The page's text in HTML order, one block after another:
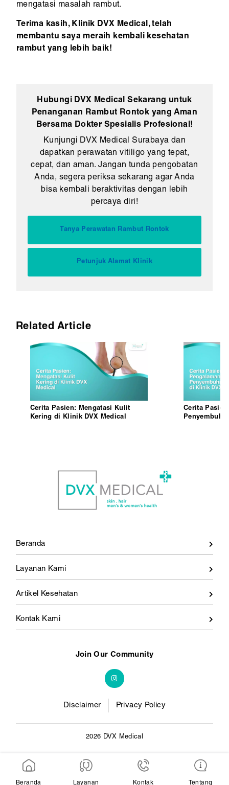
mengatasi masalah rambut.
Terima kasih, Klinik DVX Medical, telah
membantu saya meraih kembali kesehatan
rambut yang lebih baik!
Hubungi DVX Medical Sekarang untuk
Penanganan Rambut Rontok yang Aman
Bersama Dokter Spesialis Profesional!
Kunjungi DVX Medical Surabaya dan
dapatkan perawatan vitiligo yang tepat,
cepat, dan aman. Jangan tunda pengobatan
Anda, segera periksa sekarang agar Anda
bisa kembali beraktivitas dengan lebih
percaya diri!
Tanya Perawatan Rambut Rontok
Petunjuk Alamat Klinik
Related Article
Cerita Pasien: Mengatasi Kulit
Kering di Klinik DVX Medical
Cerita
Beranda
Layanan Kami
Artikel Kesehatan
Kontak Kami
Join Our Community
Disclaimer Privacy Policy
2026 DVX Medical
Beranda Layanan Kontak Tentang